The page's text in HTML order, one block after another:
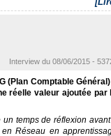
Interview du 08/06/2015 -
(Plan Comptable
réelle valeur ajoutée par
temps de réflexion
Réseau en